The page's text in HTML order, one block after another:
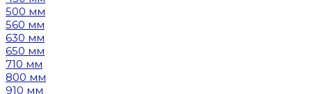
500 мм
560 мм
630 мм
650 мм
710 мм
800 мм
910 мм